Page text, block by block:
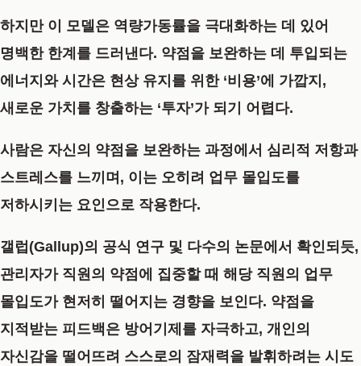
하지만 이 모델은 역량가동률을 극대화하는 데 있어
명백한 한계를 드러낸다. 약점을 보완하는 데 투입되는
에너지와 시간은 현상 유지를 위한 ‘비용’에 가깝지,
새로운 가치를 창출하는 ‘투자’가 되기 어렵다.
사람은 자신의 약점을 보완하는 과정에서 심리적 저항과
스트레스를 느끼며, 이는 오히려 업무 몰입도를
저하시키는 요인으로 작용한다.
갤럽(Gallup)의 공식 연구 및 다수의 논문에서 확인되듯,
관리자가 직원의 약점에 집중할 때 해당 직원의 업무
몰입도가 현저히 떨어지는 경향을 보인다. 약점을
지적받는 피드백은 방어기제를 자극하고, 개인의
자신감을 떨어뜨려 스스로의 잠재력을 발휘하려는 시도